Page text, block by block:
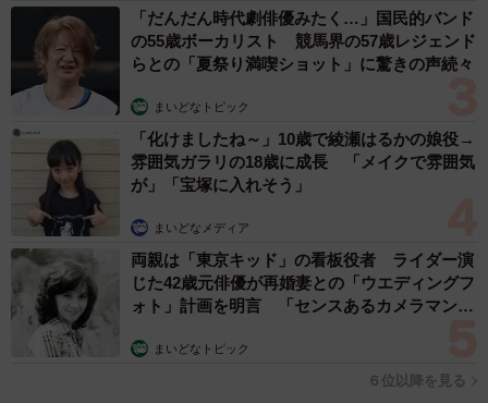
2/5
ジャックダニエルでも ※でんかさん提供
今度は、同じくアメリカでもテネシー州で作られるウイス
キー・ジャックダニエルをコーラに投入しています。
でんかさんは、「３日に１回は食べる」ほどマック好きだ
といいます。また、ウイスキー検定２級を取得するほどウ
「だんだん時代劇俳優みたく…」国民的バンド
の55歳ボーカリスト 競馬界の57歳レジェンド
らとの「夏祭り満喫ショット」に驚きの声続々
まいどなトピック
「化けましたね～」10歳で綾瀬はるかの娘役→
雰囲気ガラリの18歳に成長 「メイクで雰囲気
が」「宝塚に入れそう」
まいどなメディア
両親は「東京キッド」の看板役者 ライダー演
じた42歳元俳優が再婚妻との「ウエディングフ
ォト」計画を明言 「センスあるカメラマン求
まいどなトピック
６位以降を見る